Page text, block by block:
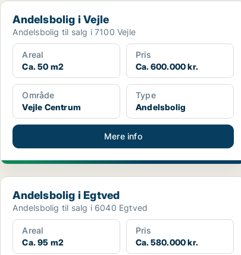
Andelsbolig i Vejle
Andelsbolig i Vejle
Andelsbolig til salg i 7100 Vejle
Areal
Ca. 50 m2
Pris
Ca. 600.000 kr.
Område
Vejle Centrum
Type
Andelsbolig
Mere info
Andelsbolig i Egtved
Andelsbolig i Egtved
Andelsbolig til salg i 6040 Egtved
Areal
Ca. 95 m2
Pris
Ca. 580.000 kr.